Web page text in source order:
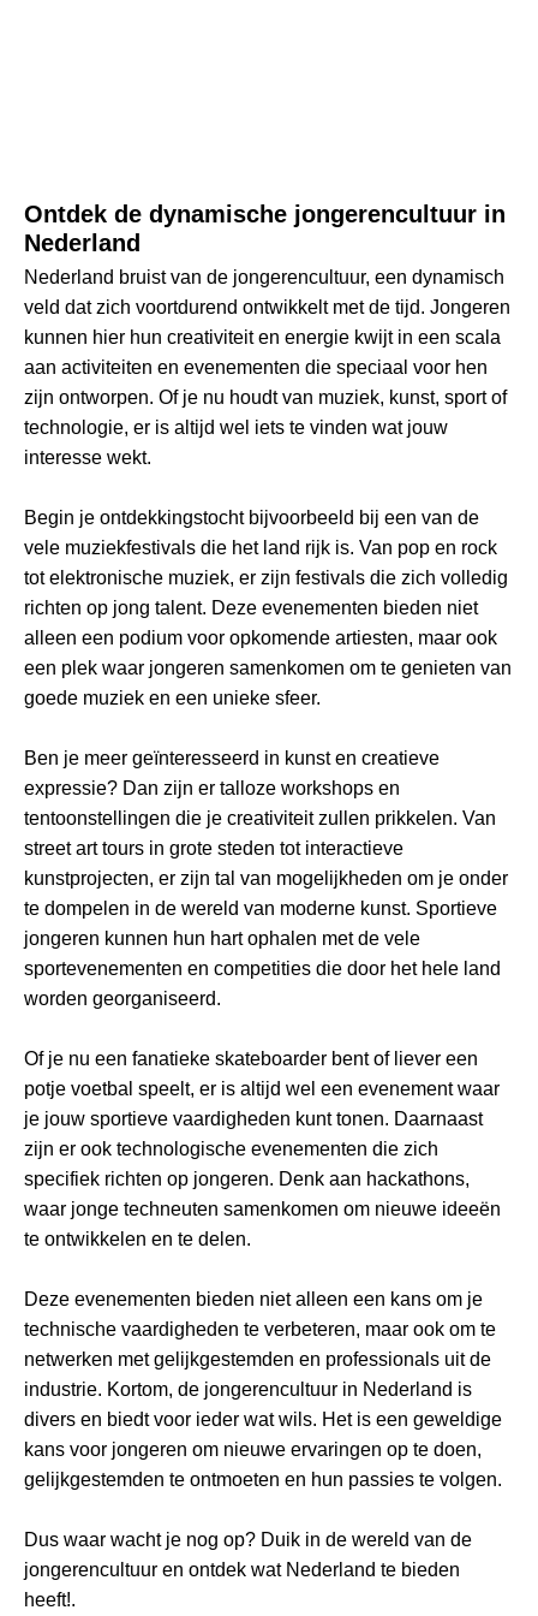
Ontdek de dynamische jongerencultuur in
Nederland
Nederland bruist van de jongerencultuur, een dynamisch
veld dat zich voortdurend ontwikkelt met de tijd. Jongeren
kunnen hier hun creativiteit en energie kwijt in een scala
aan activiteiten en evenementen die speciaal voor hen
zijn ontworpen. Of je nu houdt van muziek, kunst, sport of
technologie, er is altijd wel iets te vinden wat jouw
interesse wekt.
Begin je ontdekkingstocht bijvoorbeeld bij een van de
vele muziekfestivals die het land rijk is. Van pop en rock
tot elektronische muziek, er zijn festivals die zich volledig
richten op jong talent. Deze evenementen bieden niet
alleen een podium voor opkomende artiesten, maar ook
een plek waar jongeren samenkomen om te genieten van
goede muziek en een unieke sfeer.
Ben je meer geïnteresseerd in kunst en creatieve
expressie? Dan zijn er talloze workshops en
tentoonstellingen die je creativiteit zullen prikkelen. Van
street art tours in grote steden tot interactieve
kunstprojecten, er zijn tal van mogelijkheden om je onder
te dompelen in de wereld van moderne kunst. Sportieve
jongeren kunnen hun hart ophalen met de vele
sportevenementen en competities die door het hele land
worden georganiseerd.
Of je nu een fanatieke skateboarder bent of liever een
potje voetbal speelt, er is altijd wel een evenement waar
je jouw sportieve vaardigheden kunt tonen. Daarnaast
zijn er ook technologische evenementen die zich
specifiek richten op jongeren. Denk aan hackathons,
waar jonge techneuten samenkomen om nieuwe ideeën
te ontwikkelen en te delen.
Deze evenementen bieden niet alleen een kans om je
technische vaardigheden te verbeteren, maar ook om te
netwerken met gelijkgestemden en professionals uit de
industrie. Kortom, de jongerencultuur in Nederland is
divers en biedt voor ieder wat wils. Het is een geweldige
kans voor jongeren om nieuwe ervaringen op te doen,
gelijkgestemden te ontmoeten en hun passies te volgen.
Dus waar wacht je nog op? Duik in de wereld van de
jongerencultuur en ontdek wat Nederland te bieden
heeft!.